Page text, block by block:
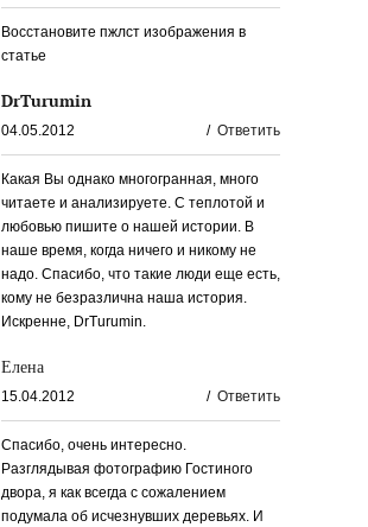
Восстановите пжлст изображения в
статье
DrTurumin
04.05.2012 / Ответить
Какая Вы однако многогранная, много
читаете и анализируете. С теплотой и
любовью пишите о нашей истории. В
наше время, когда ничего и никому не
надо. Спасибо, что такие люди еще есть,
кому не безразлична наша история.
Искренне, DrTurumin.
Елена
15.04.2012 / Ответить
Спасибо, очень интересно.
Разглядывая фотографию Гостиного
двора, я как всегда с сожалением
подумала об исчезнувших деревьях. И